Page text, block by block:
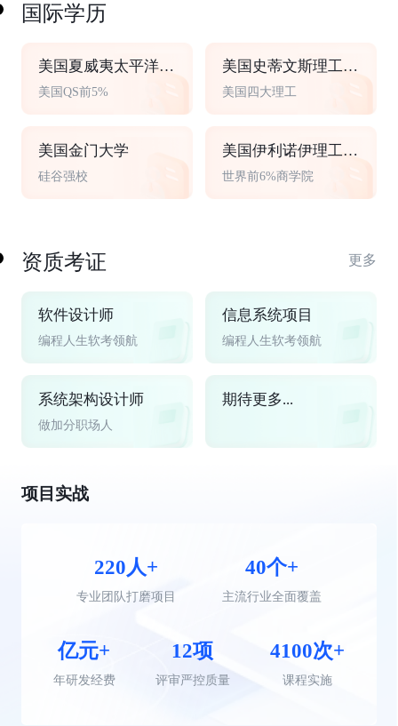
国际学历
美国夏威夷太平洋大学
美国QS前5%
美国史蒂文斯理工学院
美国四大理工
美国金门大学
硅谷强校
美国伊利诺伊理工大学
世界前6%商学院
资质考证 更多
软件设计师
编程人生软考领航
信息系统项目
编程人生软考领航
系统架构设计师
做加分职场人
期待更多...
项目实战
220人+
专业团队打磨项目
40个+
主流行业全面覆盖
亿元+
年研发经费
12项
评审严控质量
4100次+
课程实施